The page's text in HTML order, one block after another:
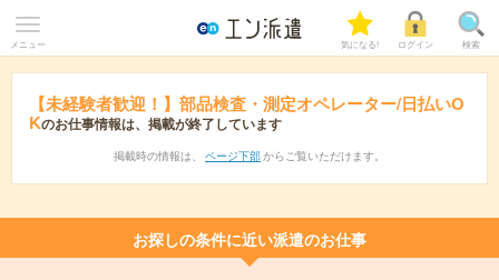
メニュー 気になる! ログイン 検索
【未経験者歓迎！】部品検査・測定オペレーター/日払いO
Kのお仕事情報は、掲載が終了しています
掲載時の情報は、 ページ下部 からご覧いただけます。
お探しの条件に近い派遣のお仕事